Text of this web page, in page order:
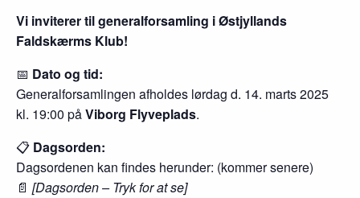
Vi inviterer til generalforsamling i Østjyllands
Faldskærms Klub!
📅 Dato og tid:
Generalforsamlingen afholdes lørdag d. 14. marts 2025
kl. 19:00 påViborg Flyveplads.
📋 Dagsorden:
Dagsordenen kan findes herunder: (kommer senere)
📄 [Dagsorden – Tryk for at se]